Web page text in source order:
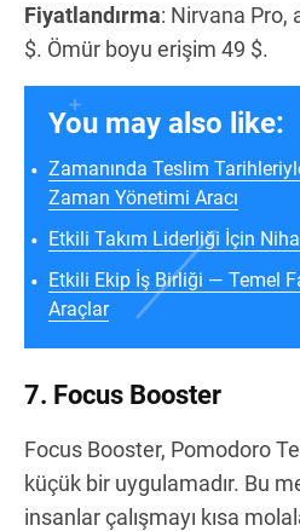
Fiyatlandırma: Nirvana Pro,
$. Ömür boyu erişim 49 $.
You may also like:
Zamanında Teslim
Zaman Yönetimi Aracı
Etkili Takım Liderliği İçin
Etkili Ekip İş Birliği — Temel
Araçlar
7. Focus Booster
Focus Booster, Pomodoro
küçük bir uygulamadır. Bu
insanlar çalışmayı kısa